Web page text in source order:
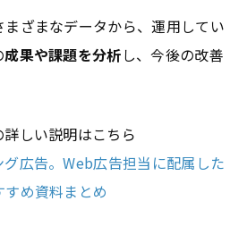
ざまなデータから、運用してい
成果や課題を分析し、今後の改善
詳しい説明はこちら
広告。Web広告担当に配属した
め資料まとめ